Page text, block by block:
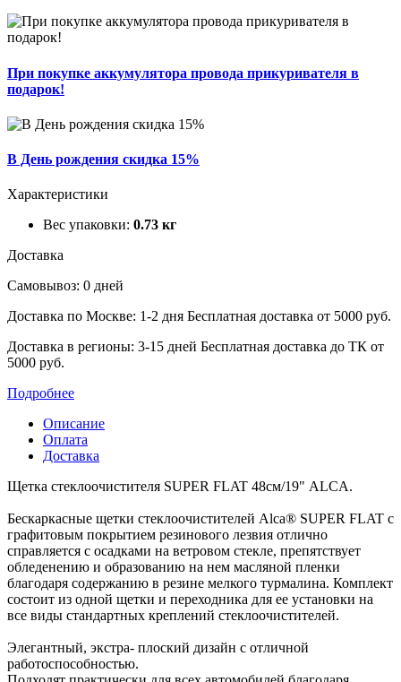
При покупке аккумулятора провода прикуривателя в
подарок!
В День рождения скидка 15%
Характеристики
Вес упаковки: 0.73 кг
Доставка
Самовывоз: 0 дней
Доставка по Москве: 1-2 дня Бесплатная доставка от 5000 руб.
Доставка в регионы: 3-15 дней Бесплатная доставка до ТК от
5000 руб.
Подробнее
Описание
Оплата
Доставка
Щетка стеклоочистителя SUPER FLAT 48см/19" ALCA.
Бескаркасные щетки стеклоочистителей Alca® SUPER FLAT с
графитовым покрытием резинового лезвия отлично
‎справляется с осадками на ветровом стекле, препятствует
обледенению и образованию на нем масляной пленки
‎благодаря содержанию в резине мелкого турмалина. Комплект
состоит из одной щетки и переходника для ее установки на
‎все виды стандартных креплений стеклоочистителей.
Элегантный, экстра- плоский дизайн с отличной
работоспособностью.